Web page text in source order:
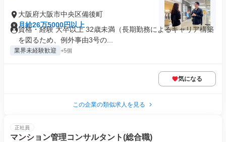
大阪府大阪市中央区備後町
月給26万5000円以上
資格・経験 大卒以上 32歳未満（長期勤務によるキャリア構築
を図るため、例外事由3号の...
業界未経験歓迎 +5個
気になる
この企業の類似求人を見る
正社員
マンション管理コンサルタント(総合職)